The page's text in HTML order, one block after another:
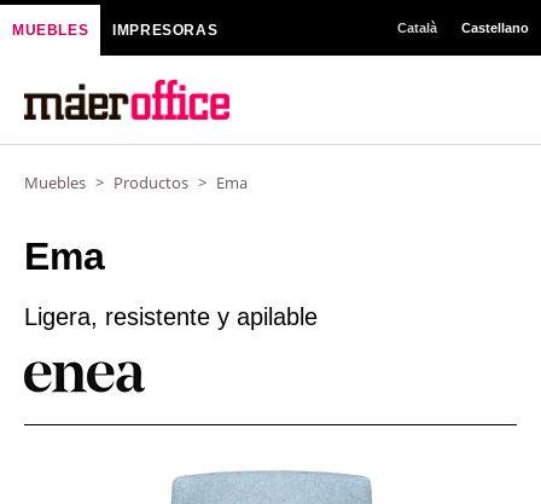
contenido
MUEBLES IMPRESORAS Català Castellano
Muebles > Productos > Ema
Ema
Ligera, resistente y apilable